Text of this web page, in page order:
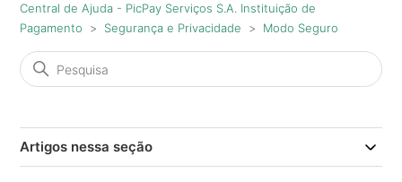
Central de Ajuda - PicPay Serviços S.A. Instituição de
Pagamento
Segurança e Privacidade Modo Seguro
Artigos nessa seção